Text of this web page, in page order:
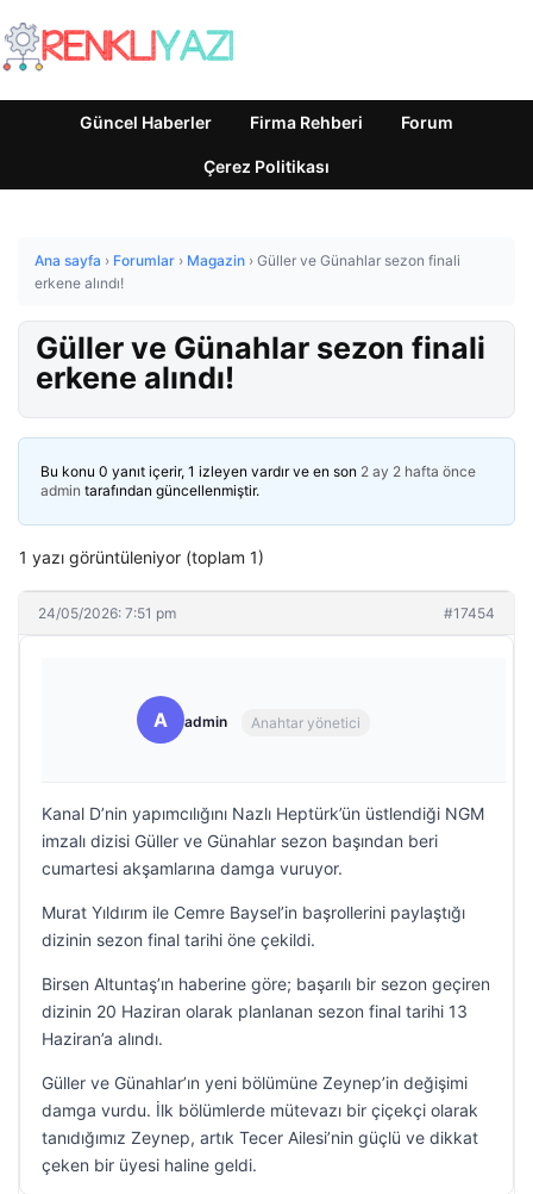
Güncel Haberler Firma Rehberi Forum
Çerez Politikası
Ana sayfa › Forumlar › Magazin › Güller ve Günahlar sezon finali
erkene alındı!
Güller ve Günahlar sezon finali
erkene alındı!
Bu konu 0 yanıt içerir, 1 izleyen vardır ve en son 2 ay 2 hafta önce
admin tarafından güncellenmiştir.
1 yazı görüntüleniyor (toplam 1)
24/05/2026: 7:51 pm #17454
A admin Anahtar yönetici
Kanal D’nin yapımcılığını Nazlı Heptürk’ün üstlendiği NGM
imzalı dizisi Güller ve Günahlar sezon başından beri
cumartesi akşamlarına damga vuruyor.
Murat Yıldırım ile Cemre Baysel’in başrollerini paylaştığı
dizinin sezon final tarihi öne çekildi.
Birsen Altuntaş’ın haberine göre; başarılı bir sezon geçiren
dizinin 20 Haziran olarak planlanan sezon final tarihi 13
Haziran’a alındı.
Güller ve Günahlar’ın yeni bölümüne Zeynep’in değişimi
damga vurdu. İlk bölümlerde mütevazı bir çiçekçi olarak
tanıdığımız Zeynep, artık Tecer Ailesi’nin güçlü ve dikkat
çeken bir üyesi haline geldi.